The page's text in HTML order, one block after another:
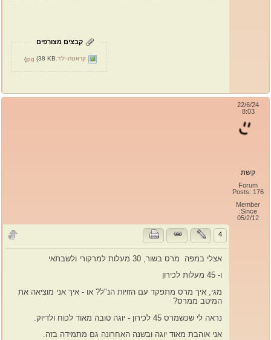
קבצים מצורפים
קראטה-ילד.jpg(38 KB)
22/6/24
8:03
קשת
Forum
Posts: 176
Member
Since:
05/2/12
4
אצלי במפה מרס בשור, 30 מעלות למרקורי ולשבתאי
ו- 45 מעלות לכירון
מגי, איך מרס מתפקד עם הזויות הנ"ל? או - איך אני מוציאה את
המיטב ממרס?
נראה לי שכשמרס 45 לכירון - יוגה טובה מאוד לכוח ולדיוק.
אני אוהבת מאוד יוגה ובשנה האחרונה גם מתמידה בזה.